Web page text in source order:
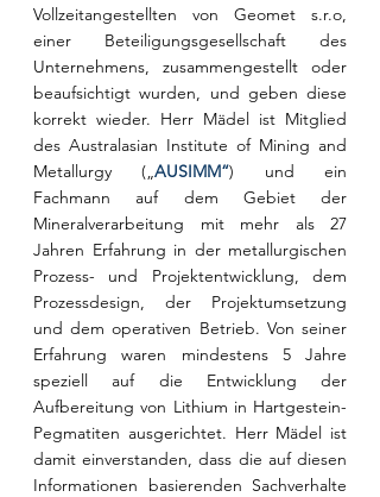
Vollzeitangestellten von Geomet s.r.o,
einer Beteiligungsgesellschaft des
Unternehmens, zusammengestellt oder
beaufsichtigt wurden, und geben diese
korrekt wieder. Herr Mädel ist Mitglied
des Australasian Institute of Mining and
Metallurgy („AUSIMM“) und ein
Fachmann auf dem Gebiet der
Mineralverarbeitung mit mehr als 27
Jahren Erfahrung in der metallurgischen
Prozess- und Projektentwicklung, dem
Prozessdesign, der Projektumsetzung
und dem operativen Betrieb. Von seiner
Erfahrung waren mindestens 5 Jahre
speziell auf die Entwicklung der
Aufbereitung von Lithium in Hartgestein-
Pegmatiten ausgerichtet. Herr Mädel ist
damit einverstanden, dass die auf diesen
Informationen basierenden Sachverhalte